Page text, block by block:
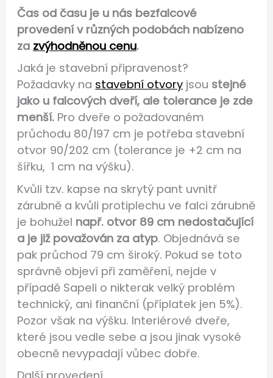
Čas od času je u nás bezfalcové
provedení v různých podobách nabízeno
za zvýhodněnou cenu.
Jaká je stavební připravenost?
Požadavky na stavební otvory jsou stejné
jako u falcových dveří, ale tolerance je zde
menší. Pro dveře o požadovaném
průchodu 80/197 cm je potřeba stavební
otvor 90/202 cm (tolerance je +2 cm na
šířku, 1 cm na výšku).
Kvůli tzv. kapse na skrytý pant uvnitř
zárubně a kvůli protiplechu ve falci zárubně
je bohužel např. otvor 89 cm nedostačující
a je již považován za atyp. Objednává se
pak průchod 79 cm široký. Pokud se toto
správně objeví při zaměření, nejde v
případě Sapeli o nikterak velký problém
technický, ani finanční (příplatek jen 5%).
Pozor však na výšku. Interiérové dveře,
které jsou vedle sebe a jsou jinak vysoké
obecně nevypadají vůbec dobře.